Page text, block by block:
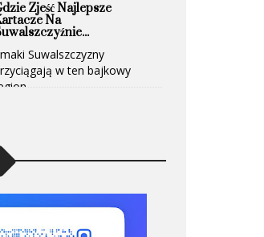
Zjeść Najlepsze
Na
Suwalszczyzny
w ten bajkowy